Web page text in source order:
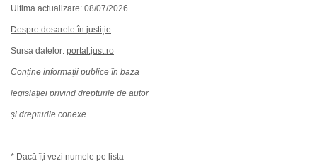
Ultima actualizare: 08/07/2026
Despre dosarele în justiție
Sursa datelor: portal.just.ro
Conține informații publice în baza
legislației privind drepturile de autor
și drepturile conexe
* Dacă îți vezi numele pe lista